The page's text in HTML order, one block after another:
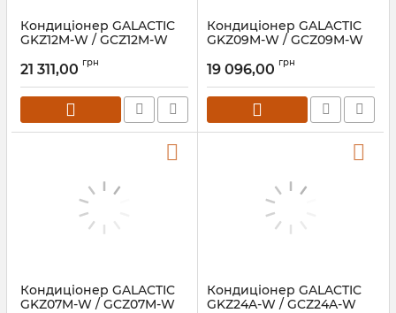
Кондиціонер GALACTIC
GKZ12M-W / GCZ12M-W
21 311,00 грн
Кондиціонер GALACTIC
GKZ09M-W / GCZ09M-W
19 096,00 грн
Кондиціонер GALACTIC
GKZ07M-W / GCZ07M-W
Кондиціонер GALACTIC
GKZ24A-W / GCZ24A-W